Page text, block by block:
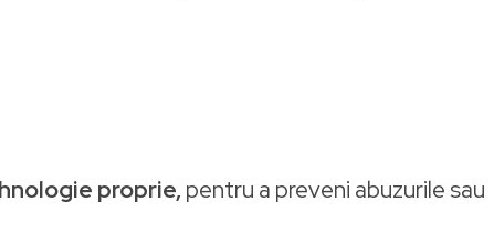
proprie, pentru a preveni abuzurile sau